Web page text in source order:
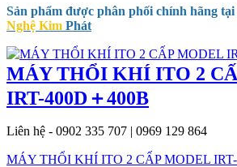
Sản phẩm được phân phối chính hãng tại
Nghệ Kim Phát
MÁY THỔI KHÍ ITO 2
IRT-400D＋400B
Liên hệ - 0902 335 707 | 0969 129 864
MÁY THỔI KHÍ ITO 2 CẤP MODEL